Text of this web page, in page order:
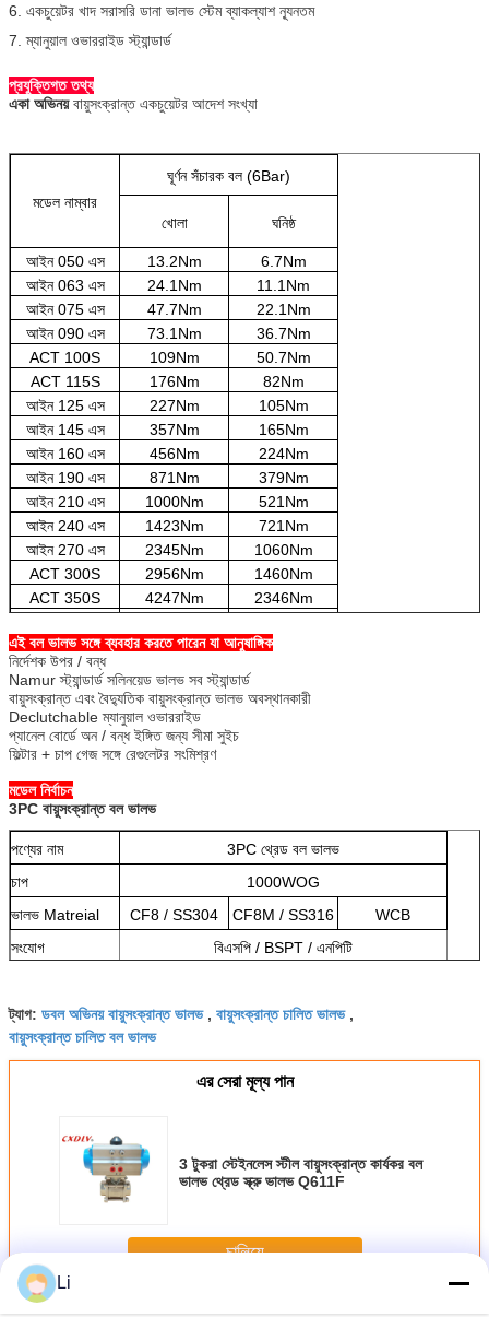
6. একচুয়েটর খাদ সরাসরি ডানা ভালভ স্টেম ব্যাকল্যাশ ন্যূনতম
7. ম্যানুয়াল ওভাররাইড স্ট্যান্ডার্ড
প্রযুক্তিগত তথ্য
একা অভিনয়বায়ুসংক্রান্ত একচুয়েটর আদেশ সংখ্যা
মডেল নাম্বার
ঘূর্ণন সঁচারক বল (6Bar)
খোলা ঘনিষ্ঠ
আইন 050 এস 13.2Nm
6.7Nm
আইন 063 এস
24.1Nm
11.1Nm
আইন 075 এস
47.7Nm
22.1Nm
আইন 090 এস
73.1Nm
36.7Nm
ACT 100S
109Nm
50.7Nm
ACT 115S
176Nm
82Nm
আইন 125 এস
227Nm
105Nm
আইন 145 এস
357Nm
165Nm
আইন 160 এস
456Nm
224Nm
আইন 190 এস
871Nm
379Nm
আইন 210 এস
1000Nm
521Nm
আইন 240 এস
1423Nm
721Nm
আইন 270 এস
2345Nm
1060Nm
ACT 300S
2956Nm
1460Nm
ACT 350S
4247Nm
2346Nm
এই বল ভালভ সঙ্গে ব্যবহার করতে পারেন যা আনুষাঙ্গিক
নির্দেশক উপর / বন্ধ
Namur স্ট্যান্ডার্ড সলিনয়েড ভালভ সব স্ট্যান্ডার্ড
বায়ুসংক্রান্ত এবং বৈদ্যুতিক বায়ুসংক্রান্ত ভালভ অবস্থানকারী
Declutchable ম্যানুয়াল ওভাররাইড
প্যানেল বোর্ডে অন / বন্ধ ইঙ্গিত জন্য সীমা সুইচ
ফিল্টার + চাপ গেজ সঙ্গে রেগুলেটর সংমিশ্রণ
মডেল নির্বাচন
3PC বায়ুসংক্রান্ত বল ভালভ
পণ্যের নাম
3PC থ্রেড বল ভালভ
চাপ
1000WOG
ভালভ Matreial
CF8 / SS304 CF8M / SS316
WCB
সংযোগ
বিএসপি / BSPT / এনপিটি
ট্যাগ: ডবল অভিনয় বায়ুসংক্রান্ত ভালভ, বায়ুসংক্রান্ত চালিত ভালভ,
বায়ুসংক্রান্ত চালিত বল ভালভ
এর সেরা মূল্য পান
3 টুকরা স্টেইনলেস স্টীল বায়ুসংক্রান্ত কার্যকর বল
ভালভ থ্রেড স্ক্রু ভালভ Q611F
চালিয়ে
Li